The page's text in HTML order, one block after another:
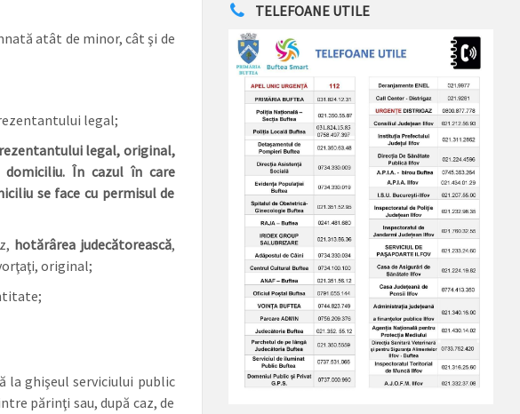
atât de minor, cât şi de
legal;
legal, original,
domiciliu. În cazul în care
se face cu permisul de
hotărârea judecătorească,
original;
la ghişeul serviciului public
părinţi sau, după caz, de
TELEFOANE UTILE